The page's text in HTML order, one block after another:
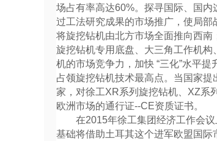
场占有率高达60%。探寻国际、国内
过工法研究成果的市场推广，使局部
将旋挖钻机由北方市场全面推向西
旋挖钻机专用底盘、大三角工作机
机的市场竞争力，加快 “三化”水平
占领旋挖钻机技术最高点。当国家提
家，对徐工XR系列旋挖钻机、XZ系
欧洲市场的通行证--CE资质证书。
在2015年徐工集团经济工作会议
基础将借助土耳其这个进军欧盟国际